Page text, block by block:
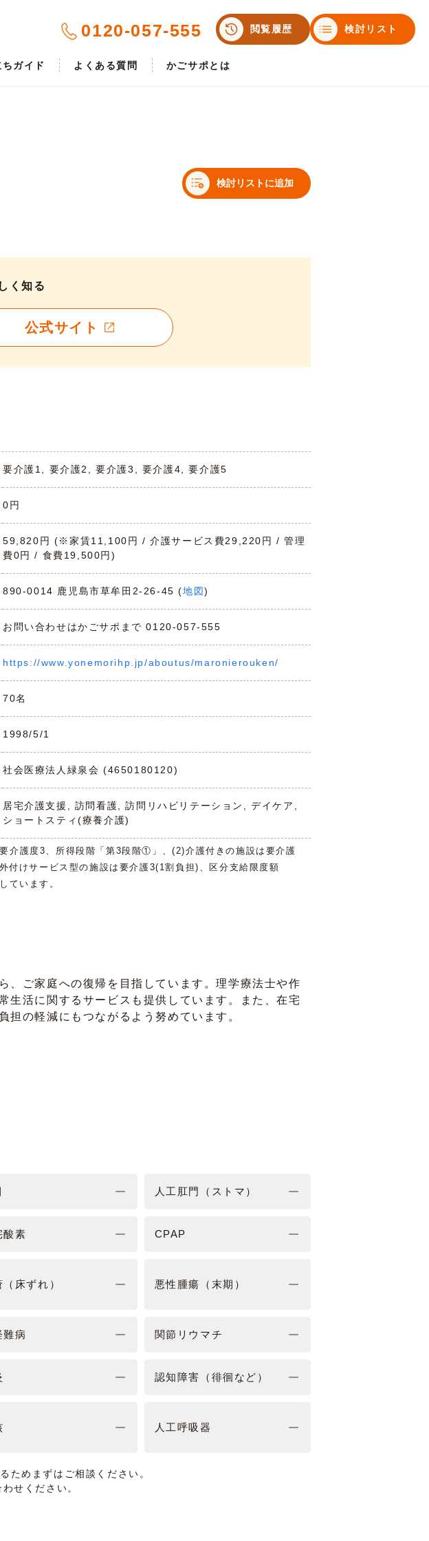
0120-057-555 閲覧履歴 検討リスト
ガイド よくある質問 かごサポとは
検討リストに追加
く知る
公式サイト
要介護1, 要介護2, 要介護3, 要介護4, 要介護5
0円
59,820円 (※家賃11,100円 / 介護サービス費29,220円 / 管理
費0円 / 食費19,500円)
890-0014 鹿児島市草牟田2-26-45 (地図)
お問い合わせはかごサポまで 0120-057-555
https://www.yonemorihp.jp/aboutus/maronierouken/
70名
1998/5/1
社会医療法人緑泉会 (4650180120)
居宅介護支援, 訪問看護, 訪問リハビリテーション, デイケア,
ショートスティ(療養介護)
介護度3、所得段階「第3段階①」、(2)介護付きの施設は要介護
付けサービス型の施設は要介護3(1割負担)、区分支給限度額
ています。
、ご家庭への復帰を目指しています。理学療法士や作
生活に関するサービスも提供しています。また、在宅
の軽減にもつながるよう努めています。
人工肛門（ストマ）
酸素 CPAP
床ずれ） 悪性腫瘍（末期）
難病 関節リウマチ
認知障害（徘徊など）
人工呼吸器
めまずはご相談ください。
せください。